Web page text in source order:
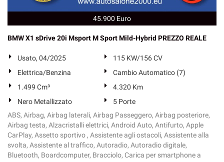
45.900 Euro
BMW X1 sDrive 20i Msport M Sport Mild-Hybrid PREZZO REALE
Usato, 04/2025
115 KW/156 CV
Elettrica/Benzina
Cambio Automatico (7)
1.499 Cm³
4.320 Km
Nero Metallizzato
5 Porte
ABS, Airbag, Airbag laterali, Airbag Passeggero, Airbag posteriore,
Airbag testa, Alzacristalli elettrici, Android Auto, Antifurto, Apple
CarPlay, Assetto sportivo , Assistente agli ostacoli, Assistente alla
svolta, Assistente al traffico, Autoradio, Autoradio digitale,
Bluetooth, Boardcomputer, Bracciolo, Carica per smartphone a